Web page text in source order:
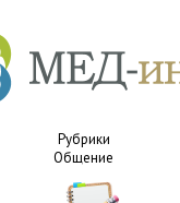
Рубрики
Общение